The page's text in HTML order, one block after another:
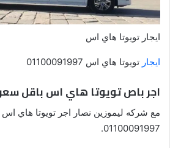
ايجار تويوتا هاي اس
ايجار تويوتا هاي اس 01100091997
اجر باص تويوتا هاي اس باقل سعر
مع شركه ليموزين نصار اجر تويوتا هاي
01100091997.